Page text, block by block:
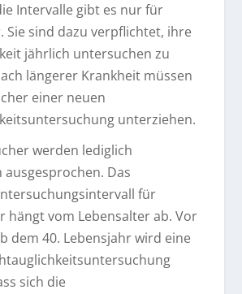
Intervalle gibt es nur für
Sie sind dazu verpflichtet, ihre
jährlich untersuchen zu
längerer Krankheit müssen
einer neuen
unterziehen.
werden lediglich
ausgesprochen. Das
für
hängt vom Lebensalter ab. Vor
dem 40. Lebensjahr wird eine
sich die